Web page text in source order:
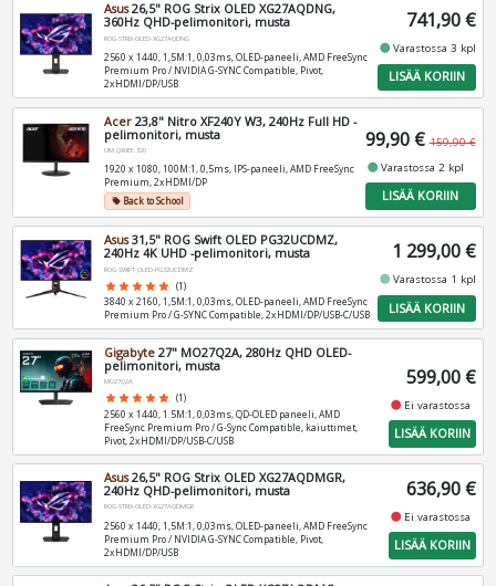
Asus26,5" ROG Strix OLED XG27AQDNG,
360Hz QHD-pelimonitori, musta
ROG-STRIX-OLED-XG27AQDNG
2560 x 1440, 1,5M:1, 0,03ms, OLED-paneeli, AMD FreeSync
Premium Pro / NVIDIA G-SYNC Compatible, Pivot,
2xHDMI/DP/USB
741,90 €
fiber_manual_recordVarastossa 3 kpl
LISÄÄ KORIIN
Acer 23,8" Nitro XF240Y W3, 240Hz Full HD -
pelimonitori, musta
UM.QX0EE.320
1920 x 1080, 100M:1, 0,5ms, IPS-paneeli, AMD FreeSync
Premium, 2xHDMI/DP
local_offerBack to School
99,90 € 159,90 €
fiber_manual_recordVarastossa 2 kpl
LISÄÄ KORIIN
Asus31,5" ROG Swift OLED PG32UCDMZ,
240Hz 4K UHD -pelimonitori, musta
ROG-SWIFT-OLED-PG32UCDMZ
star star star star star (1)
3840 x 2160, 1,5M:1, 0,03ms, OLED-paneeli, AMD FreeSync
Premium Pro / G-SYNC Compatible, 2xHDMI/DP/USB-C/USB
1 299,00 €
fiber_manual_recordVarastossa 1 kpl
LISÄÄ KORIIN
Gigabyte 27" MO27Q2A, 280Hz QHD OLED-
pelimonitori, musta
MO27Q2A
star star star star star (1)
2560 x 1440, 1.5M:1, 0,03ms, QD-OLED paneeli, AMD
FreeSync Premium Pro / G-Sync Compatible, kaiuttimet,
Pivot, 2xHDMI/DP/USB-C/USB
599,00 €
fiber_manual_record Ei varastossa
LISÄÄ KORIIN
Asus26,5" ROG Strix OLED XG27AQDMGR,
240Hz QHD-pelimonitori, musta
ROG-STRIX-OLED-XG27AQDMGR
2560 x 1440, 1,5M:1, 0,03ms, OLED-paneeli, AMD FreeSync
Premium Pro / NVIDIA G-SYNC Compatible, Pivot,
2xHDMI/DP/USB
636,90 €
fiber_manual_record Ei varastossa
LISÄÄ KORIIN